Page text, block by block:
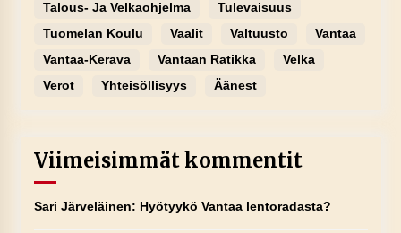
Talous- Ja Velkaohjelma
Tulevaisuus
Tuomelan Koulu
Vaalit Valtuusto
Vantaa
Vantaa-Kerava
Vantaan Ratikka
Velka
Verot
Yhteisöllisyys Äänest
Viimeisimmät kommentit
Sari Järveläinen: Hyötyykö Vantaa lentoradasta?